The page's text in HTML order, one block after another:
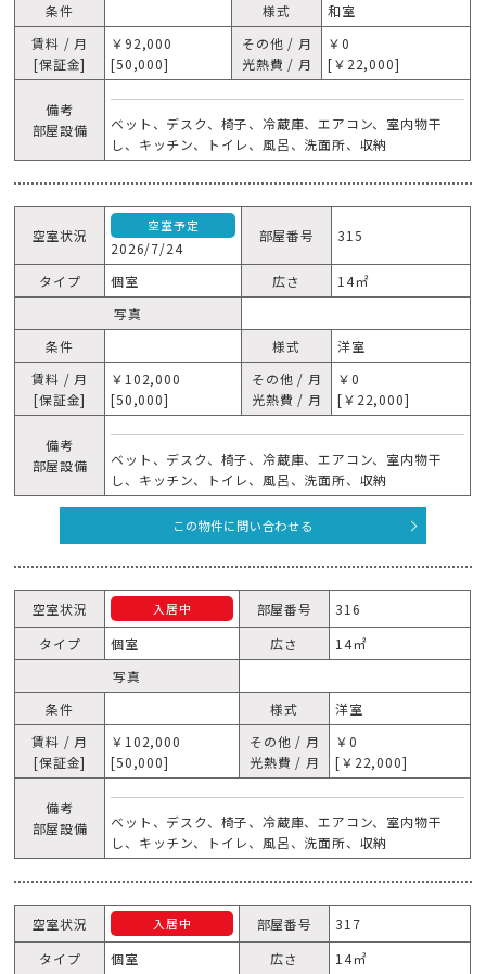
条件
様式
和室
賃料 / 月
[保証金]
￥92,000
[50,000]
その他 / 月
光熱費 / 月
￥0
[￥22,000]
備考
部屋設備
ベット、デスク、椅子、冷蔵庫、エアコン、室内物干
し、キッチン、トイレ、風呂、洗面所、収納
空室状況
空室予定
2026/7/24
部屋番号 315
タイプ 個室 広さ
14㎡
写真
条件
様式
洋室
賃料 / 月
[保証金]
￥102,000
[50,000]
その他 / 月
光熱費 / 月
￥0
[￥22,000]
備考
部屋設備
ベット、デスク、椅子、冷蔵庫、エアコン、室内物干
し、キッチン、トイレ、風呂、洗面所、収納
この物件に問い合わせる
空室状況 入居中 部屋番号
316
タイプ
個室 広さ
14㎡
写真
条件
様式
洋室
賃料 / 月
[保証金]
￥102,000
[50,000]
その他 / 月
光熱費 / 月
￥0
[￥22,000]
備考
部屋設備
ベット、デスク、椅子、冷蔵庫、エアコン、室内物干
し、キッチン、トイレ、風呂、洗面所、収納
空室状況 入居中 部屋番号
317
タイプ
個室 広さ 14㎡